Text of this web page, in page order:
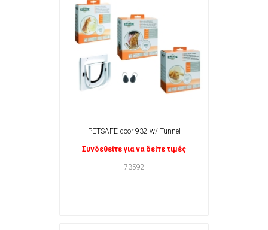
PETSAFE door 932 w/ Tunnel
Συνδεθείτε για να δείτε τιμές
73592